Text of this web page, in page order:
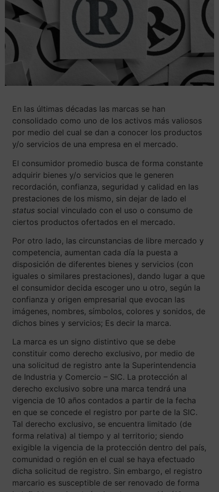
En las últimas décadas las marcas se han
consolidado como uno de los activos más valiosos
por medio del cual se dan a conocer los productos
y/o servicios de una empresa en el mercado.
El consumidor promedio busca de forma constante
adquirir bienes y/o servicios que le generen
recordación, confianza, seguridad y calidad en las
prestaciones de los mismo, sin dejar de lado el
status social vinculado con el uso o consumo de
ciertos productos ofertados en el mercado.
Por otro lado, las circunstancias de libre mercado y
competencia, aumentan cada día la puesta a
disposición de diferentes bienes y servicios (con
iguales o similares prestaciones), dando lugar a que
el consumidor decida escoger uno u otro, según la
confianza y origen empresarial que evocan las
imágenes, nombres, símbolos, colores y sonidos, de
dichos bines y servicios; Es decir la marca.
La marca es un signo distintivo que se debe
constituir como derecho exclusivo, por medio de
una solicitud de registro ante la Superintendencia
de Industria y Comercio – SIC. La protección al
derecho exclusivo sobre una marca tendrá una
vigencia de 10 años contados a partir de la fecha
en que se concede el registro por parte de la SIC.
Tal derecho exclusivo, se encuentra limitado (de
forma relativa) al tiempo y al territorio; siendo
exigible la vigencia de la protección dentro del país,
comunidad o región en el cual se haya efectuado
dicha solicitud de registro. Sin embargo, el registro
marcario es susceptible de ser renovado de forma